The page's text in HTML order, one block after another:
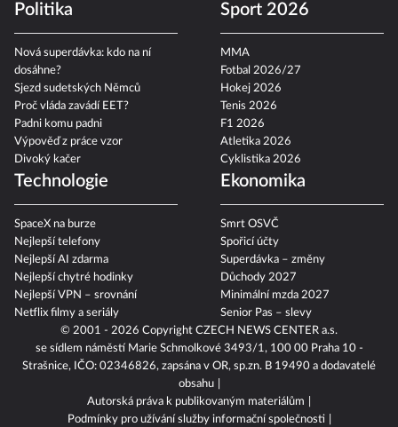
© 2001 - 2026 Copyright CZECH NEWS CENTER a.s.
se sídlem náměstí Marie Schmolkové 3493/1, 100 00 Praha 10 -
Strašnice, IČO: 02346826, zapsána v OR, sp.zn. B 19490 a dodavatelé
obsahu
Autorská práva k publikovaným materiálům
Podmínky pro užívání služby informační společnosti
Politika
Nová superdávka: kdo na ní
dosáhne?
Sjezd sudetských Němců
Proč vláda zavádí EET?
Padni komu padni
Výpověď z práce vzor
Divoký kačer
Sport 2026
MMA
Fotbal 2026/27
Hokej 2026
Tenis 2026
F1 2026
Atletika 2026
Cyklistika 2026
Technologie
SpaceX na burze
Nejlepší telefony
Nejlepší AI zdarma
Nejlepší chytré hodinky
Nejlepší VPN – srovnání
Netflix filmy a seriály
Ekonomika
Smrt OSVČ
Spořicí účty
Superdávka – změny
Důchody 2027
Minimální mzda 2027
Senior Pas – slevy